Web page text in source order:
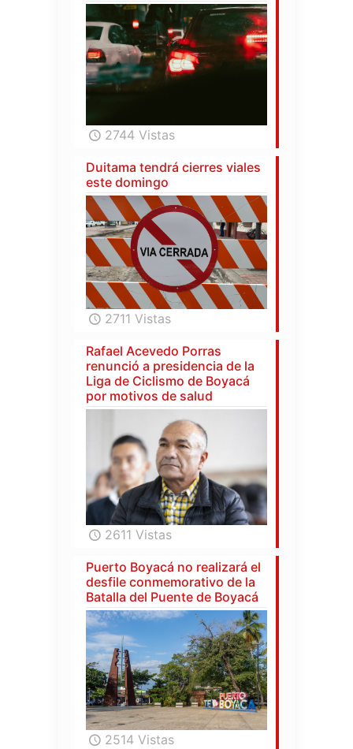
2744 Vistas
Duitama tendrá cierres viales
este domingo
2711 Vistas
Rafael Acevedo Porras
renunció a presidencia de la
Liga de Ciclismo de Boyacá
por motivos de salud
2611 Vistas
Puerto Boyacá no realizará el
desfile conmemorativo de la
Batalla del Puente de Boyacá
2514 Vistas